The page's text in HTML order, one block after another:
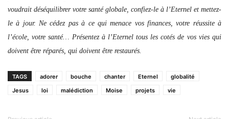
voudrait déséquilibrer votre santé globale, confiez-le à l’Eternel et mettez-
le à jour. Ne cédez pas à ce qui menace vos finances, votre réussite à
l’école, votre santé… Présentez à l’Eternel tous les cotés de vos vies qui
doivent être réparés, qui doivent être restaurés.
TAGS adorer bouche chanter Eternel
globalité
Jesus
loi malédiction Moise projets vie